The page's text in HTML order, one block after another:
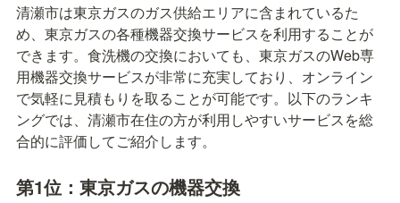
清瀬市は東京ガスのガス供給エリアに含まれているた
め、東京ガスの各種機器交換サービスを利用することが
できます。食洗機の交換においても、東京ガスのWeb専
用機器交換サービスが非常に充実しており、オンライン
で気軽に見積もりを取ることが可能です。以下のランキ
ングでは、清瀬市在住の方が利用しやすいサービスを総
合的に評価してご紹介します。
第1位：東京ガスの機器交換